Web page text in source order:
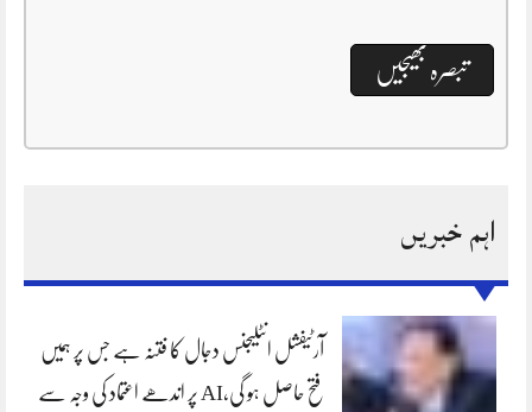
اہم خبریں
آرٹیفشل انٹلیجنس دجال کا فتنہ ہے جس پر ہمیں
فتح حاصل ہو گی،AI پر اندھے اعتماد کی وجہ سے